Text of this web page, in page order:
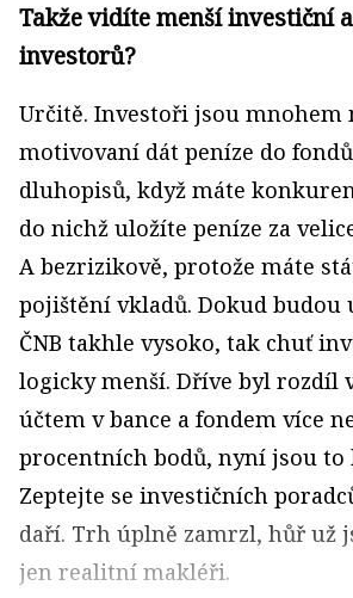
Takže vidíte menší investiční
investorů?
Určitě. Investoři jsou mnohem
motivovaní dát peníze do
dluhopisů, když máte
do nichž uložíte peníze za
A bezrizikově, protože máte
pojištění vkladů. Dokud budou
ČNB takhle vysoko, tak chuť
logicky menší. Dříve byl rozdíl
účtem v bance a fondem více
procentních bodů, nyní jsou to
Zeptejte se investičních
daří. Trh úplně zamrzl, hůř už
jen realitní makléři.